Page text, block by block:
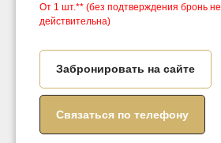
От 1 шт.** (без подтверждения бронь не
действительна)
Забронировать на сайте
Связаться по телефону